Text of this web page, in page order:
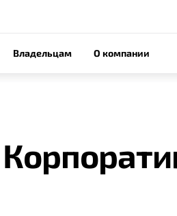
Владельцам О компании